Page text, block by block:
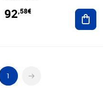
au panier
92,58€
1